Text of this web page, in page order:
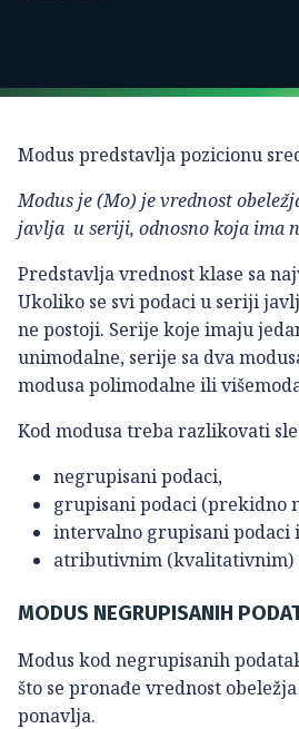
Modus predstavlja pozicionu
Modus je (Mo) je vrednost
javlja u seriji, odnosno koja ima
Predstavlja vrednost klase sa
Ukoliko se svi podaci u seriji
ne postoji. Serije koje imaju
unimodalne, serije sa dva
modusa polimodalne ili
Kod modusa treba razlikovati
negrupisani podaci,
grupisani podaci (prekidno
intervalno grupisani podaci i
atributivnim (kvalitativnim)
MODUS NEGRUPISANIH
Modus kod negrupisanih
što se pronađe vrednost obeležja
ponavlja.